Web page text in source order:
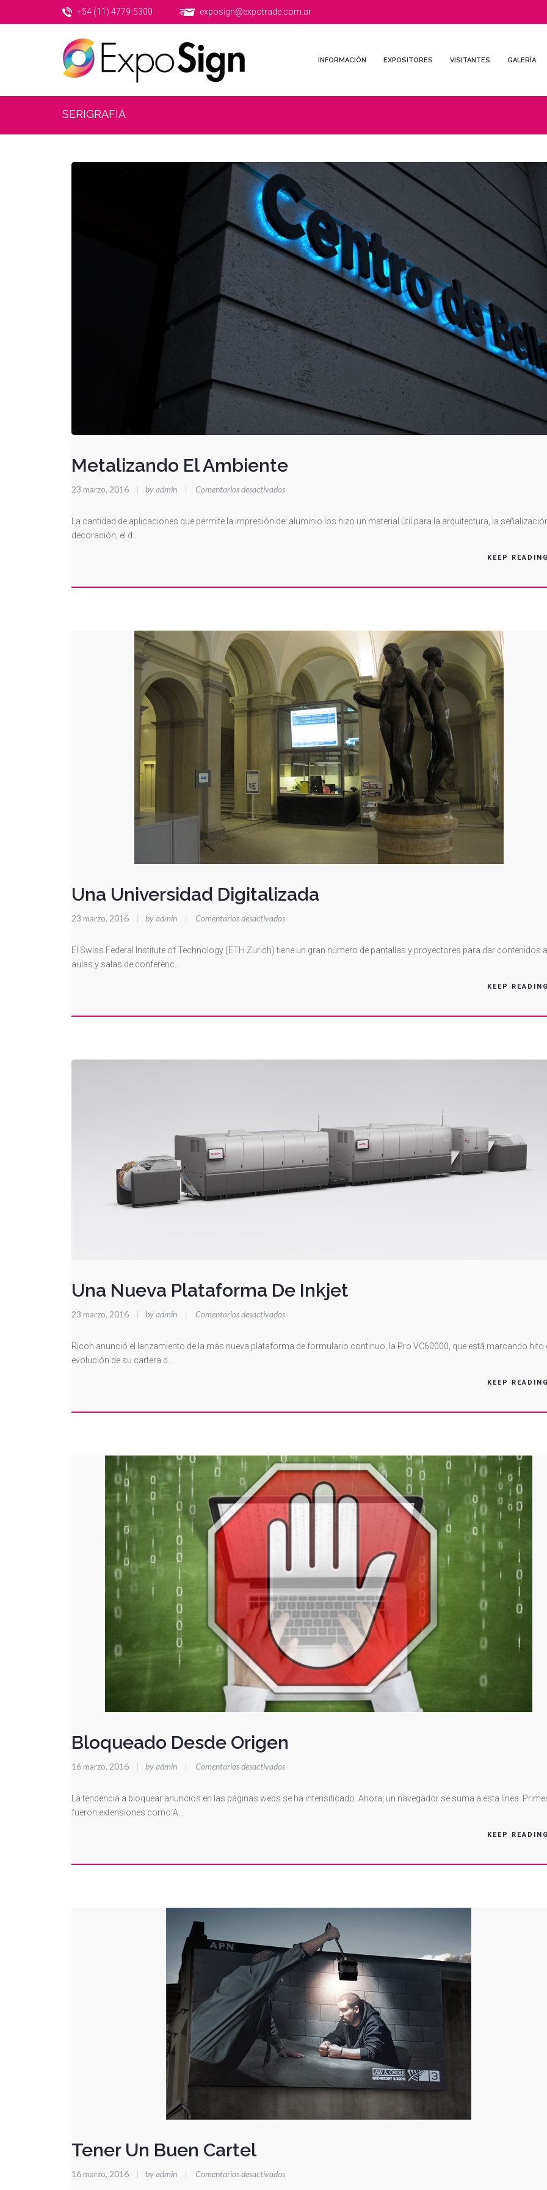
+54 (11) 4779-5300 exposign@expotrade.com.ar
INFORMACIÓN EXPOSITORES VISITANTES GALERÍA
SERIGRAFIA
Metalizando El Ambiente
23 marzo, 2016 | by admin | Comentarios desactivadosen
El
La cantidad de aplicaciones que permite la impresión del aluminio los hizo un material útil para la arquitectura, la
decoración, el d…
KEEP
Una Universidad Digitalizada
23 marzo, 2016 | by admin | Comentarios desactivadosen
Universidad
El Swiss Federal Institute of Technology (ETH Zurich) tiene un gran número de pantallas y proyectores para dar contenidos a
aulas y salas de conferenc…
KEEP
Una Nueva Plataforma De Inkjet
23 marzo, 2016 | by admin | Comentarios desactivadosen
Nueva
Ricoh anunció el lanzamiento de la más nueva plataforma de formulario continuo, la Pro VC60000, que está marcando hito
evolución de su cartera d…
KEEP
Bloqueado Desde Origen
16 marzo, 2016 | by admin | Comentarios desactivadosen
Desde
La tendencia a bloquear anuncios en las páginas webs se ha intensificado. Ahora, un navegador se suma a esta línea.
fueron extensiones como A…
KEEP
Tener Un Buen Cartel
16 marzo, 2016 | by admin | Comentarios desactivadosen